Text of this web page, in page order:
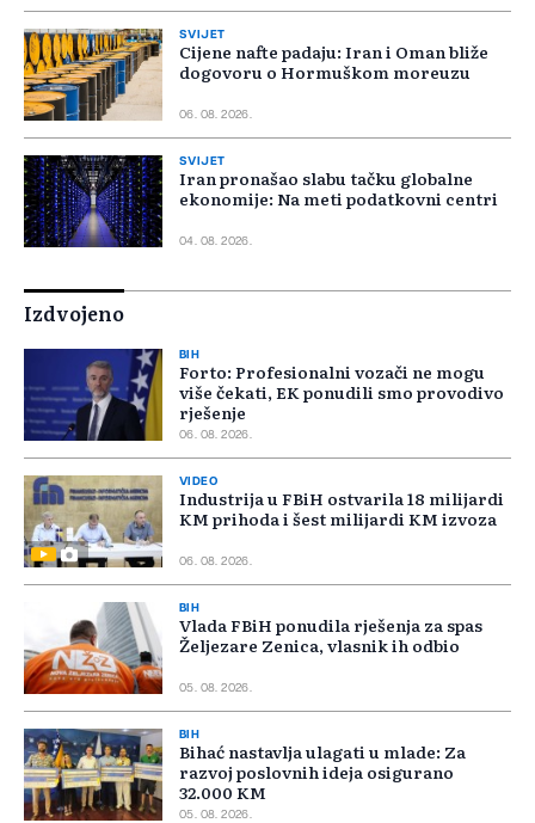
SVIJET
Cijene nafte padaju: Iran i Oman bliže
dogovoru o Hormuškom moreuzu
06. 08. 2026.
SVIJET
Iran pronašao slabu tačku globalne
ekonomije: Na meti podatkovni centri
04. 08. 2026.
Izdvojeno
BIH
Forto: Profesionalni vozači ne mogu
više čekati, EK ponudili smo provodivo
rješenje
06. 08. 2026.
VIDEO
Industrija u FBiH ostvarila 18 milijardi
KM prihoda i šest milijardi KM izvoza
06. 08. 2026.
BIH
Vlada FBiH ponudila rješenja za spas
Željezare Zenica, vlasnik ih odbio
05. 08. 2026.
BIH
Bihać nastavlja ulagati u mlade: Za
razvoj poslovnih ideja osigurano
32.000 KM
05. 08. 2026.